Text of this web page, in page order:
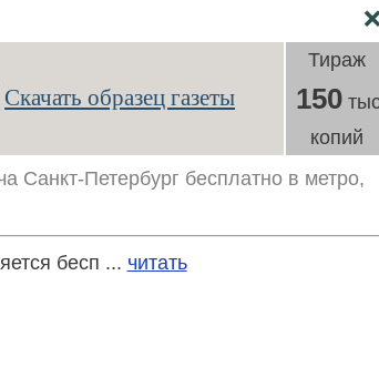
Скачать образец газеты
Тираж
150
копий
Санкт-Петербург бесплатно в метро,
бесп ... читать